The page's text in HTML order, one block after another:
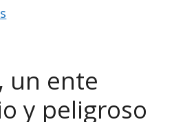
un ente
y peligroso